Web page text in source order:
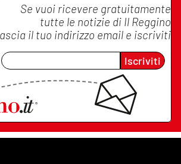
Se vuoi ricevere gratuitamente
tutte le notizie di Il Reggino
il tuo indirizzo email e iscriviti
Iscriviti